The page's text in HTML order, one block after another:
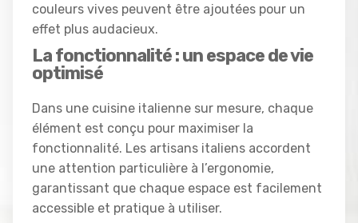
couleurs vives peuvent être ajoutées pour un
effet plus audacieux.
La fonctionnalité : un espace de vie
optimisé
Dans une cuisine italienne sur mesure, chaque
élément est conçu pour maximiser la
fonctionnalité. Les artisans italiens accordent
une attention particulière à l’ergonomie,
garantissant que chaque espace est facilement
accessible et pratique à utiliser.